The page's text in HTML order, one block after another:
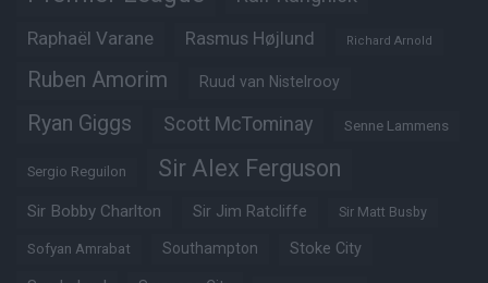
Raphaël Varane Rasmus Højlund Richard Arnold
Ruben Amorim Ruud van Nistelrooy
Ryan Giggs Scott McTominay Senne Lammens
Sergio Reguilon Sir Alex Ferguson
Sir Bobby Charlton Sir Jim Ratcliffe Sir Matt Busby
Sofyan Amrabat Southampton Stoke City